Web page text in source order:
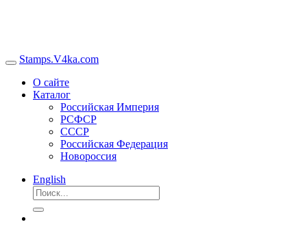
Stamps.V4ka.com
О сайте
Каталог
Российская Империя
РСФСР
СССР
Российская Федерация
Новороссия
English